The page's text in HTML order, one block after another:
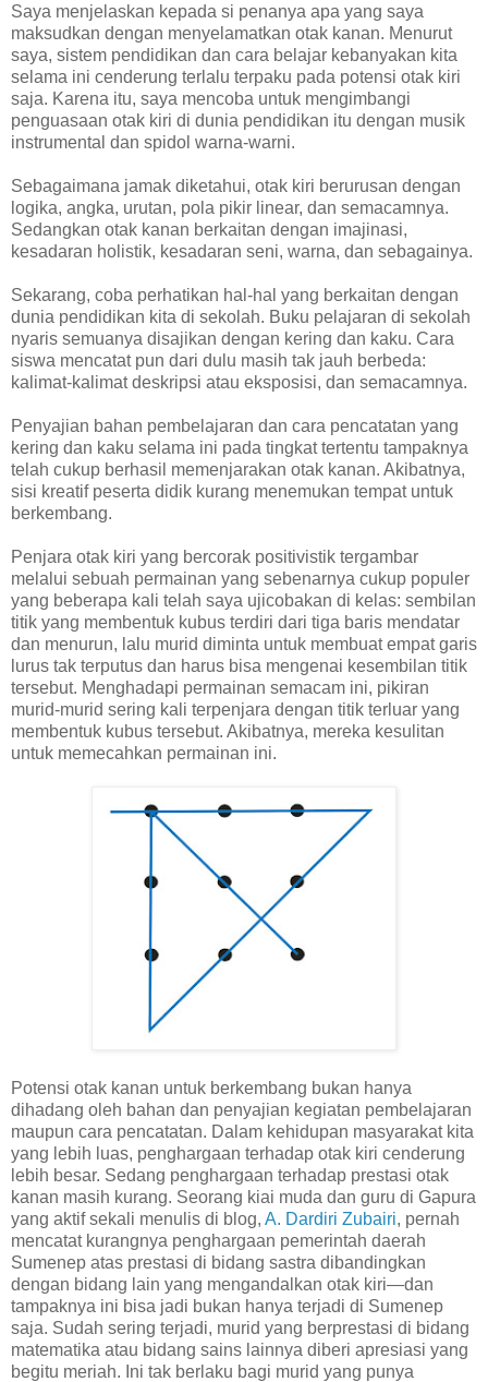
Saya menjelaskan kepada si penanya apa yang saya
maksudkan dengan menyelamatkan otak kanan. Menurut
saya, sistem pendidikan dan cara belajar kebanyakan kita
selama ini cenderung terlalu terpaku pada potensi otak kiri
saja. Karena itu, saya mencoba untuk mengimbangi
penguasaan otak kiri di dunia pendidikan itu dengan musik
instrumental dan spidol warna-warni.
Sebagaimana jamak diketahui, otak kiri berurusan dengan
logika, angka, urutan, pola pikir linear, dan semacamnya.
Sedangkan otak kanan berkaitan dengan imajinasi,
kesadaran holistik, kesadaran seni, warna, dan sebagainya.
Sekarang, coba perhatikan hal-hal yang berkaitan dengan
dunia pendidikan kita di sekolah. Buku pelajaran di sekolah
nyaris semuanya disajikan dengan kering dan kaku. Cara
siswa mencatat pun dari dulu masih tak jauh berbeda:
kalimat-kalimat deskripsi atau eksposisi, dan semacamnya.
Penyajian bahan pembelajaran dan cara pencatatan yang
kering dan kaku selama ini pada tingkat tertentu tampaknya
telah cukup berhasil memenjarakan otak kanan. Akibatnya,
sisi kreatif peserta didik kurang menemukan tempat untuk
berkembang.
Penjara otak kiri yang bercorak positivistik tergambar
melalui sebuah permainan yang sebenarnya cukup populer
yang beberapa kali telah saya ujicobakan di kelas: sembilan
titik yang membentuk kubus terdiri dari tiga baris mendatar
dan menurun, lalu murid diminta untuk membuat empat garis
lurus tak terputus dan harus bisa mengenai kesembilan titik
tersebut. Menghadapi permainan semacam ini, pikiran
murid-murid sering kali terpenjara dengan titik terluar yang
membentuk kubus tersebut. Akibatnya, mereka kesulitan
untuk memecahkan permainan ini.
Potensi otak kanan untuk berkembang bukan hanya
dihadang oleh bahan dan penyajian kegiatan pembelajaran
maupun cara pencatatan. Dalam kehidupan masyarakat kita
yang lebih luas, penghargaan terhadap otak kiri cenderung
lebih besar. Sedang penghargaan terhadap prestasi otak
kanan masih kurang. Seorang kiai muda dan guru di Gapura
yang aktif sekali menulis di blog, A. Dardiri Zubairi, pernah
mencatat kurangnya penghargaan pemerintah daerah
Sumenep atas prestasi di bidang sastra dibandingkan
dengan bidang lain yang mengandalkan otak kiri—dan
tampaknya ini bisa jadi bukan hanya terjadi di Sumenep
saja. Sudah sering terjadi, murid yang berprestasi di bidang
matematika atau bidang sains lainnya diberi apresiasi yang
begitu meriah. Ini tak berlaku bagi murid yang punya